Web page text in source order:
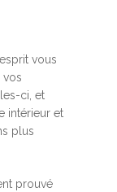
vous
vos
ci, et
intérieur et
plus
prouvé